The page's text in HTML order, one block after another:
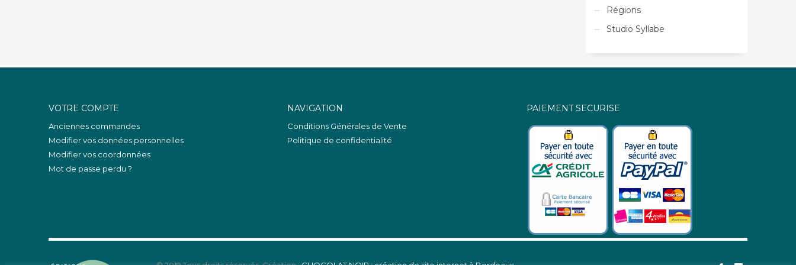
Régions
Studio Syllabe
VOTRE COMPTE
Anciennes commandes
Modifier vos données personnelles
Modifier vos coordonnées
Mot de passe perdu ?
NAVIGATION
Conditions Générales de Vente
Politique de confidentialité
PAIEMENT SECURISE